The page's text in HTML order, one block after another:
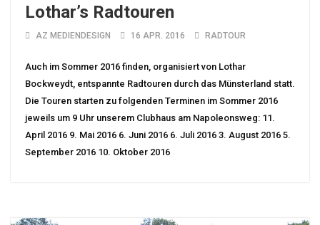
Lothar’s Radtouren
AZ MEDIENDESIGN 16 APR. 2016 RADTOUR
Auch im Sommer 2016 finden, organisiert von Lothar
Bockweydt, entspannte Radtouren durch das Münsterland statt.
Die Touren starten zu folgenden Terminen im Sommer 2016
jeweils um 9 Uhr unserem Clubhaus am Napoleonsweg: 11.
April 2016 9. Mai 2016 6. Juni 2016 6. Juli 2016 3. August 2016 5.
September 2016 10. Oktober 2016